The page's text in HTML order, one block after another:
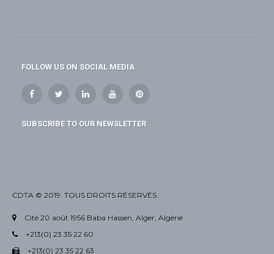
FOLLOW US ON SOCIAL MEDIA
SUBSCRIBE TO OUR NEWSLETTER
CDTA © 2019. TOUS DROITS RÉSERVÉS.
Cité 20 août 1956 Baba Hassen, Alger, Algérie
+213(0) 23 35 22 60
+213(0) 23 35 22 63